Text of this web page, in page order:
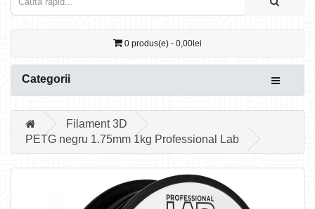
0 produs(e) - 0,00lei
Categorii
Filament 3D
PETG negru 1.75mm 1kg Professional Lab